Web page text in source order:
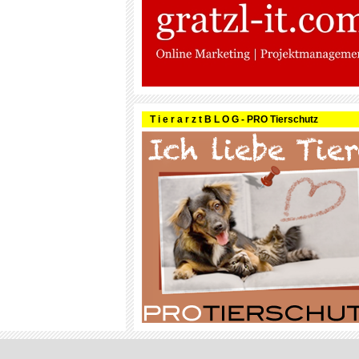
T i e r a r z t B L O G - PRO Tierschutz